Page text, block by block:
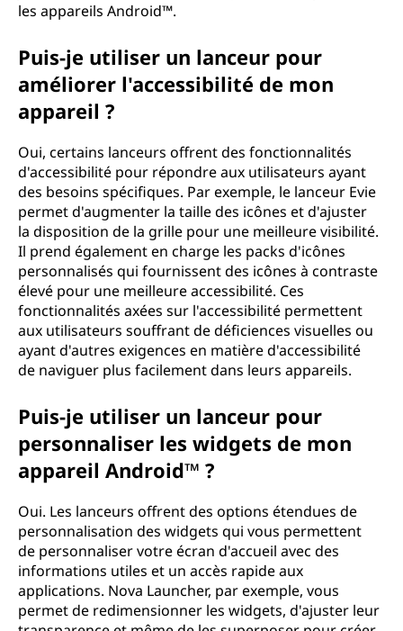
les appareils Android™.
Puis-je utiliser un lanceur pour
améliorer l'accessibilité de mon
appareil ?
Oui, certains lanceurs offrent des fonctionnalités
d'accessibilité pour répondre aux utilisateurs ayant
des besoins spécifiques. Par exemple, le lanceur Evie
permet d'augmenter la taille des icônes et d'ajuster
la disposition de la grille pour une meilleure visibilité.
Il prend également en charge les packs d'icônes
personnalisés qui fournissent des icônes à contraste
élevé pour une meilleure accessibilité. Ces
fonctionnalités axées sur l'accessibilité permettent
aux utilisateurs souffrant de déficiences visuelles ou
ayant d'autres exigences en matière d'accessibilité
de naviguer plus facilement dans leurs appareils.
Puis-je utiliser un lanceur pour
personnaliser les widgets de mon
appareil Android™ ?
Oui. Les lanceurs offrent des options étendues de
personnalisation des widgets qui vous permettent
de personnaliser votre écran d'accueil avec des
informations utiles et un accès rapide aux
applications. Nova Launcher, par exemple, vous
permet de redimensionner les widgets, d'ajuster leur